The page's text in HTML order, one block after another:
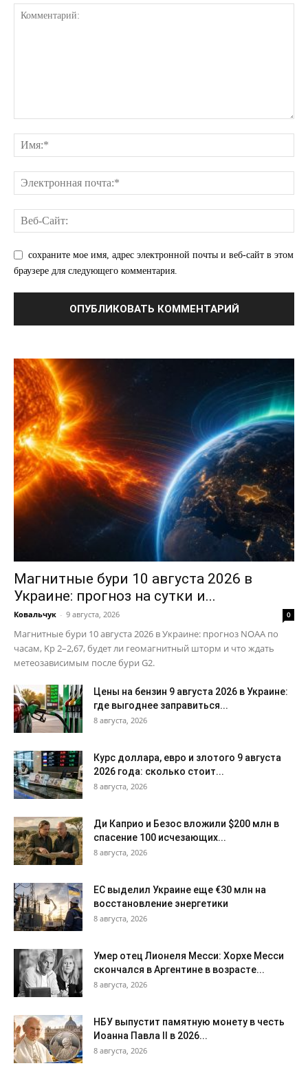
сохраните мое имя, адрес электронной почты и веб-сайт в этом
браузере для следующего комментария.
Магнитные бури 10 августа 2026 в
Украине: прогноз на сутки и...
Ковальчук - 9 августа, 2026 0
Магнитные бури 10 августа 2026 в Украине: прогноз NOAA по
часам, Kp 2–2,67, будет ли геомагнитный шторм и что ждать
метеозависимым после бури G2.
Цены на бензин 9 августа 2026 в Украине:
где выгоднее заправиться...
8 августа, 2026
Курс доллара, евро и злотого 9 августа
2026 года: сколько стоит...
8 августа, 2026
Ди Каприо и Безос вложили $200 млн в
спасение 100 исчезающих...
8 августа, 2026
ЕС выделил Украине еще €30 млн на
восстановление энергетики
8 августа, 2026
Умер отец Лионеля Месси: Хорхе Месси
скончался в Аргентине в возрасте...
8 августа, 2026
НБУ выпустит памятную монету в честь
Иоанна Павла II в 2026...
8 августа, 2026